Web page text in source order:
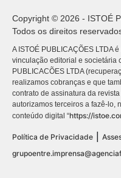
Copyright © 2026 - ISTOÉ
Todos os direitos
A ISTOÉ PUBLICAÇÕES LTDA
vinculação editorial e societária
PUBLICACÕES LTDA
realizamos cobranças e que
contrato de assinatura da
autorizamos terceiros a fazê-lo,
conteúdo digital “https://
Política de Privacidade